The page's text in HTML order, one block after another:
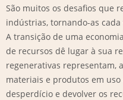
São muitos os desafios que
indústrias, tornando-as
A transição de uma
de recursos dê lugar à sua
regenerativas representam,
materiais e produtos em
desperdício e devolver os